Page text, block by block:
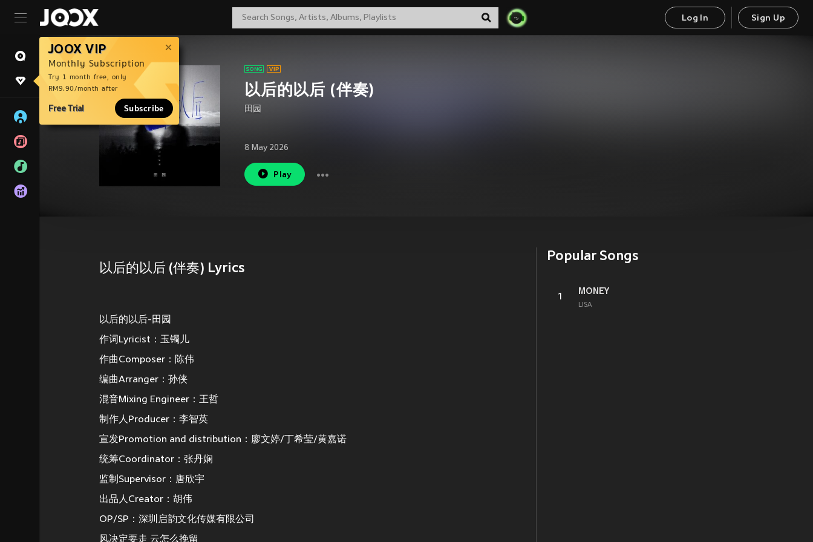
Log In Sign Up
JOOX VIP
Monthly Subscription
Try 1 month free, only
RM9.90/month after
Free Trial Subscribe
以后的以后 (伴奏)
田园
8 May 2026
Play
以后的以后 (伴奏) Lyrics
以后的以后-田园
作词Lyricist：玉镯儿
作曲Composer：陈伟
编曲Arranger：孙侠
混音Mixing Engineer：王哲
制作人Producer：李智英
宣发Promotion and distribution：廖文婷/丁希莹/黄嘉诺
统筹Coordinator：张丹娴
监制Supervisor：唐欣宇
出品人Creator：胡伟
OP/SP：深圳启韵文化传媒有限公司
风决定要走 云怎么挽留
Popular Songs
1
MONEY
LISA